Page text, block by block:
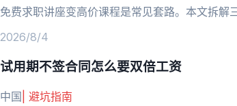
免费求职讲座变高价课程是常见套路。本文拆解
2026/8/4
试用期不签合同怎么要双倍工资
中国 避坑指南